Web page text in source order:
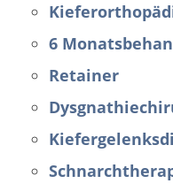
6
Retainer